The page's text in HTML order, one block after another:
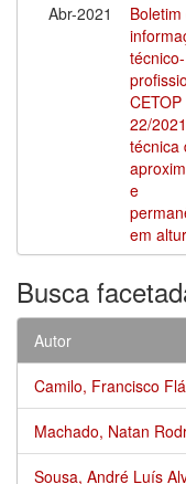
Abr-2021
técnico-
CETOP
22/
técnica
e
em
Busca
Autor
Camilo, Francisco
Machado, Natan
Sousa, André Luís